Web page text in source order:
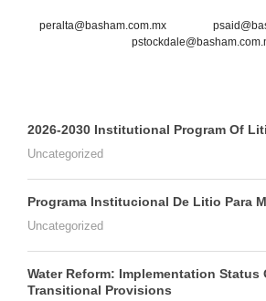
peralta@basham.com.mx
2026-2030 Institutional Program Of
Uncategorized
Programa Institucional De Litio Para
Uncategorized
Water Reform: Implementation Status
Transitional Provisions